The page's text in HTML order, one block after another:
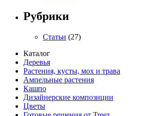
Рубрики
Статьи (27)
Каталог
Деревья
Растения, кусты, мох и трава
Ампельные растения
Кашпо
Дизайнерские композиции
Цветы